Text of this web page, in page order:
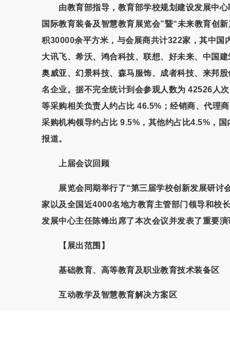
由教育部指导，教育部学校规划建设发展中心
国际教育装备及智慧教育展览会”暨“未来教育创
积30000余平方米，与会展商共计322家，其中国
大讯飞、希沃、鸿合科技、联想、好未来、中国
奥威亚、幻景科技、森马服饰、成者科技、来邦
名企业。据不完全统计到会参观人数为 42526人
等采购相关负责人约占比 46.5%；经销商、代理
采购机构领导约占比 9.5%，其他约占比4.5%，国
报道。
上届会议回顾
展览会同期举行了“第三届学校创新发展研讨
家以及全国近4000名地方教育主管部门领导和校
发展中心主任陈锋出席了本次会议并发表了重要演
【 展出范围 】
基础教育、高等教育及职业教育技术装备区
互动教学及智慧教育解决方案区